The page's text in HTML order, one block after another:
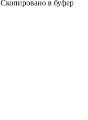
Скопировано в буфер